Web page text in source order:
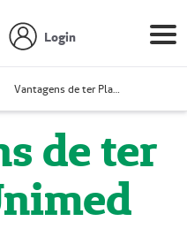
Login
Vantagens de ter Plano Unimed
de ter